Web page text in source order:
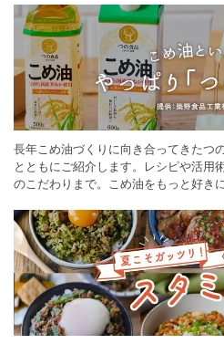
長年こめ油づくりに向き合ってきたつ
とともにご紹介します。レシピや活用
のこだわりまで。こめ油をもっと好き